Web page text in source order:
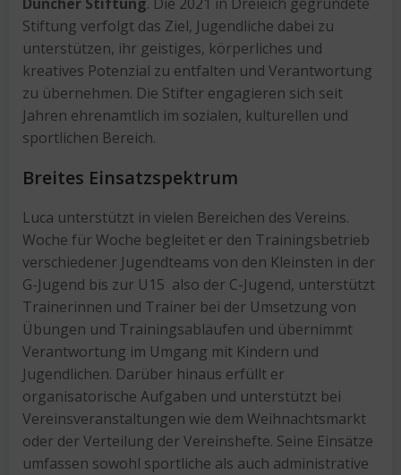
Stiftung verfolgt das Ziel, Jugendliche dabei zu
unterstützen, ihr geistiges, körperliches und
kreatives Potenzial zu entfalten und Verantwortung
zu übernehmen. Die Stifter engagieren sich seit
Jahren ehrenamtlich im sozialen, kulturellen und
sportlichen Bereich.
Breites Einsatzspektrum
Luca unterstützt in vielen Bereichen des Vereins.
Woche für Woche begleitet er den Trainingsbetrieb
verschiedener Jugendteams von den Kleinsten in der
G-Jugend bis zur U15 also der C-Jugend, unterstützt
Trainerinnen und Trainer bei der Umsetzung von
Übungen und Trainingsabläufen und übernimmt
Verantwortung im Umgang mit Kindern und
Jugendlichen. Darüber hinaus erfüllt er
organisatorische Aufgaben und unterstützt bei
Vereinsveranstaltungen wie dem Weihnachtsmarkt
oder der Verteilung der Vereinshefte. Seine Einsätze
umfassen sowohl sportliche als auch administrative